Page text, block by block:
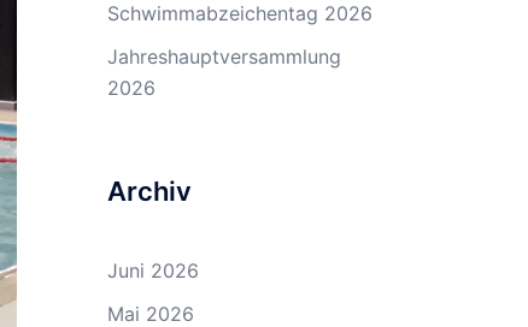
Schwimmabzeichentag 2026
Jahreshauptversammlung
2026
Archiv
Juni 2026
Mai 2026